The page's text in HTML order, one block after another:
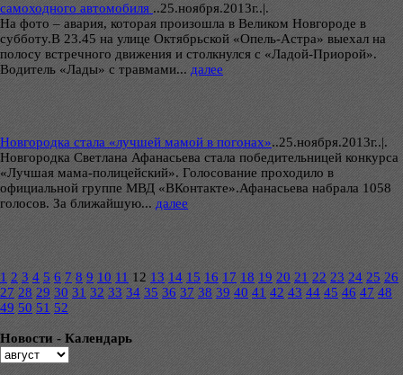
самоходного автомобиля ..25.ноября.2013г..|.
На фото – авария, которая произошла в Великом Новгороде в
субботу.В 23.45 на улице Октябрьской «Опель-Астра» выехал на
полосу встречного движения и столкнулся с «Ладой-Приорой».
Водитель «Лады» с травмами... далее
Новгородка стала «лучшей мамой в погонах»..25.ноября.2013г..|.
Новгородка Светлана Афанасьева стала победительницей конкурса
«Лучшая мама-полицейский». Голосование проходило в
официальной группе МВД «ВКонтакте».Афанасьева набрала 1058
голосов. За ближайшую... далее
1 2 3 4 5 6 7 8 9 10 11 12 13 14 15 16 17 18 19 20 21 22 23 24 25 26
27 28 29 30 31 32 33 34 35 36 37 38 39 40 41 42 43 44 45 46 47 48
49 50 51 52
Новости - Календарь